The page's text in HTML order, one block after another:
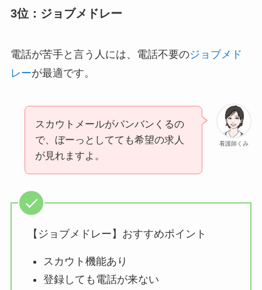
3位：ジョブメドレー
電話が苦手と言う人には、 電話不要のジョブメド
レーが最適です。
看護師くみ
スカウトメールがバンバンくるの
で、ぼーっとしてても希望の求人
が見れますよ。
【ジョブメドレー】おすすめポイント
スカウト機能あり
登録しても電話が来ない